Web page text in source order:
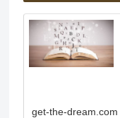
get-the-dream.com